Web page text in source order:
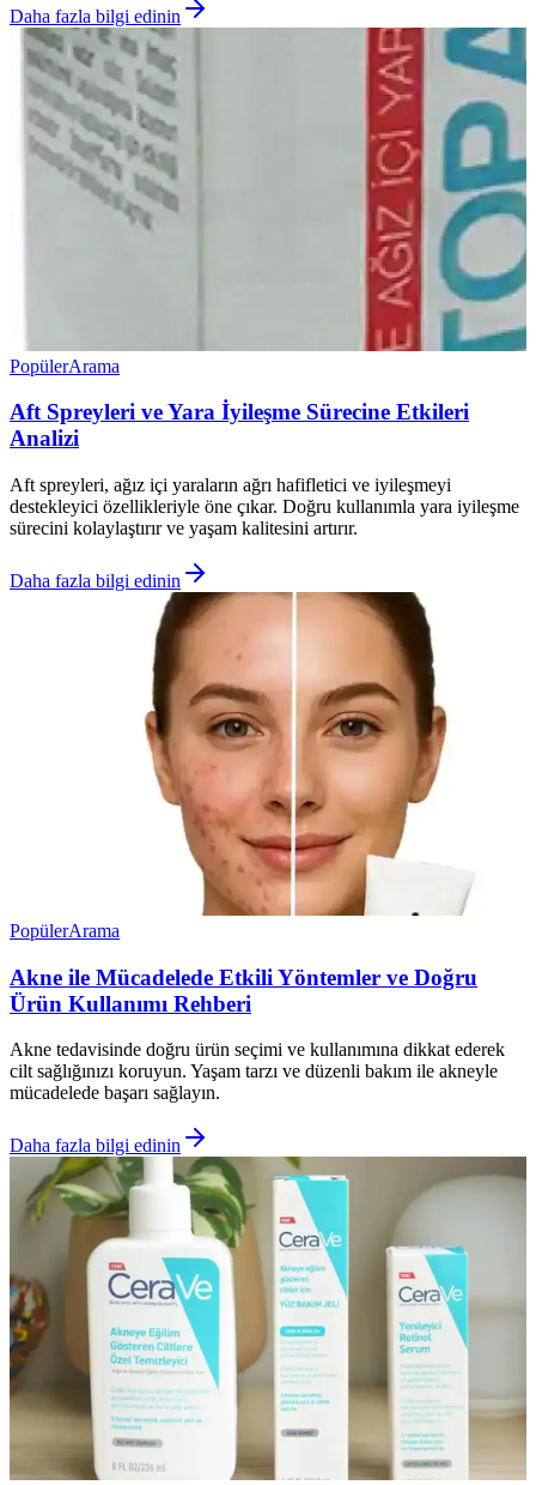
Daha fazla bilgi edinin
PopülerArama
Aft Spreyleri ve Yara İyileşme Sürecine Etkileri
Analizi
Aft spreyleri, ağız içi yaraların ağrı hafifletici ve iyileşmeyi
destekleyici özellikleriyle öne çıkar. Doğru kullanımla yara iyileşme
sürecini kolaylaştırır ve yaşam kalitesini artırır.
Daha fazla bilgi edinin
PopülerArama
Akne ile Mücadelede Etkili Yöntemler ve Doğru
Ürün Kullanımı Rehberi
Akne tedavisinde doğru ürün seçimi ve kullanımına dikkat ederek
cilt sağlığınızı koruyun. Yaşam tarzı ve düzenli bakım ile akneyle
mücadelede başarı sağlayın.
Daha fazla bilgi edinin